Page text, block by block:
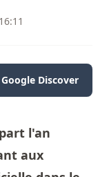
Discover
l'an
aux